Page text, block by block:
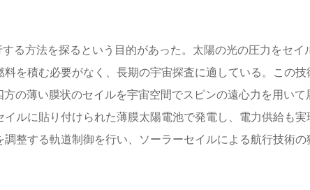
る方法を探るという目的があった。太陽の光の圧力をセイ
を積む必要がなく、長期の宇宙探査に適している。この技
の薄い膜状のセイルを宇宙空間でスピンの遠心力を用いて
ルに貼り付けられた薄膜太陽電池で発電し、電力供給も実
整する軌道制御を行い、ソーラーセイルによる航行技術の